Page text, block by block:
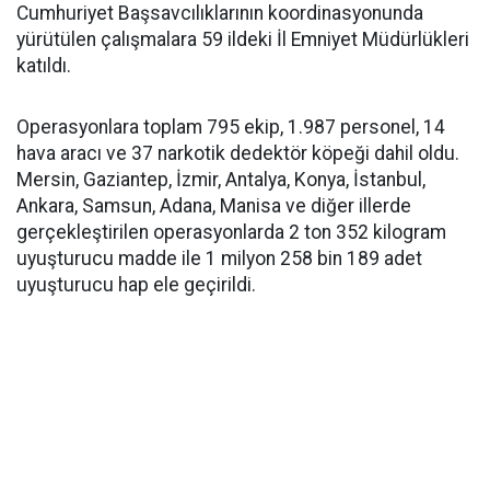
Cumhuriyet Başsavcılıklarının koordinasyonunda
yürütülen çalışmalara 59 ildeki İl Emniyet Müdürlükleri
katıldı.
Operasyonlara toplam 795 ekip, 1.987 personel, 14
hava aracı ve 37 narkotik dedektör köpeği dahil oldu.
Mersin, Gaziantep, İzmir, Antalya, Konya, İstanbul,
Ankara, Samsun, Adana, Manisa ve diğer illerde
gerçekleştirilen operasyonlarda 2 ton 352 kilogram
uyuşturucu madde ile 1 milyon 258 bin 189 adet
uyuşturucu hap ele geçirildi.